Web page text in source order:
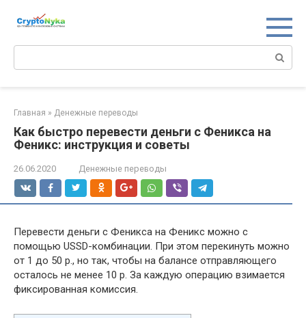
Главная » Денежные переводы
Как быстро перевести деньги с Феникса на
Феникс: инструкция и советы
26.06.2020 Денежные переводы
Перевести деньги с Феникса на Феникс можно с
помощью USSD-комбинации. При этом перекинуть можно
от 1 до 50 р., но так, чтобы на балансе отправляющего
осталось не менее 10 р. За каждую операцию взимается
фиксированная комиссия.